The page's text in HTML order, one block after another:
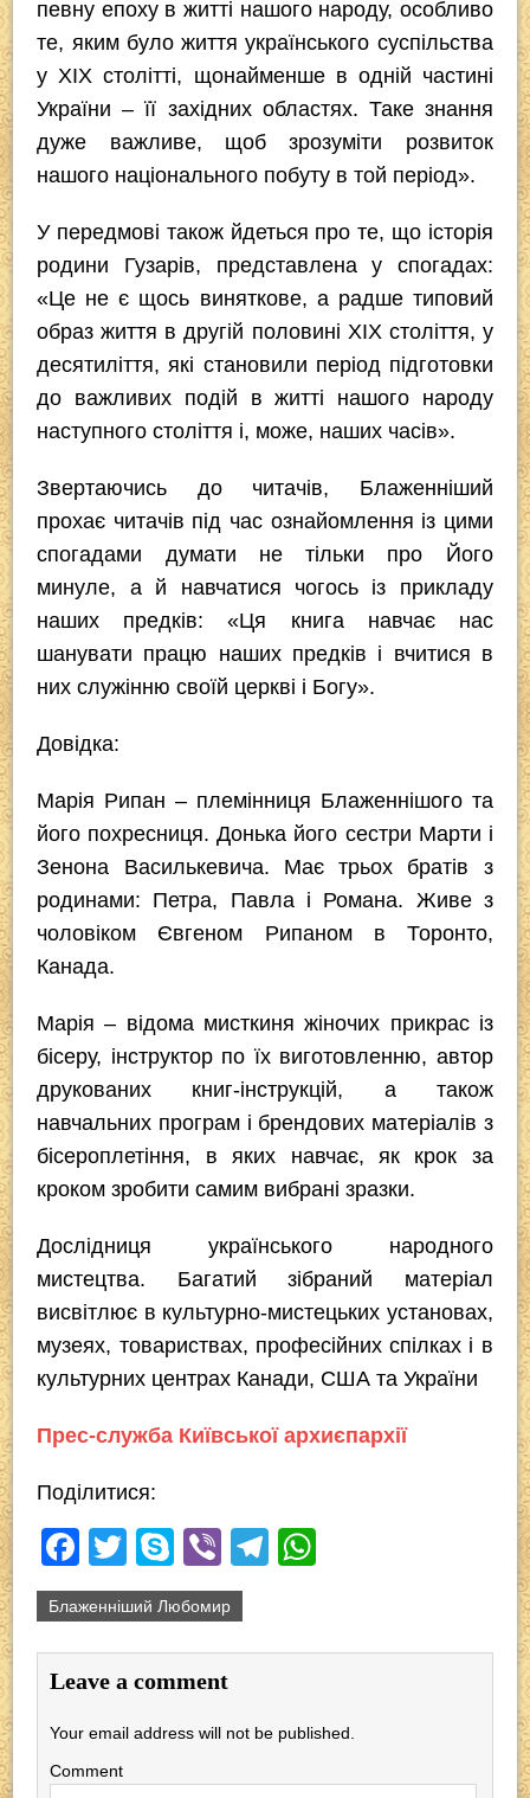
певну епоху в житті нашого народу, особливо
те, яким було життя українського суспільства
у ХІХ столітті, щонайменше в одній частині
України – її західних областях. Таке знання
дуже важливе, щоб зрозуміти розвиток
нашого національного побуту в той період».
У передмові також йдеться про те, що історія
родини Гузарів, представлена у спогадах:
«Це не є щось виняткове, а радше типовий
образ життя в другій половині ХІХ століття, у
десятиліття, які становили період підготовки
до важливих подій в житті нашого народу
наступного століття і, може, наших часів».
Звертаючись до читачів, Блаженніший
прохає читачів під час ознайомлення із цими
спогадами думати не тільки про Його
минуле, а й навчатися чогось із прикладу
наших предків: «Ця книга навчає нас
шанувати працю наших предків і вчитися в
них служінню своїй церкві і Богу».
Довідка:
Марія Рипан – племінниця Блаженнішого та
його похресниця. Донька його сестри Марти і
Зенона Василькевича. Має трьох братів з
родинами: Петра, Павла і Романа. Живе з
чоловіком Євгеном Рипаном в Торонто,
Канада.
Марія – відома мисткиня жіночих прикрас із
бісеру, інструктор по їх виготовленню, автор
друкованих книг-інструкцій, а також
навчальних програм і брендових матеріалів з
бісероплетіння, в яких навчає, як крок за
кроком зробити самим вибрані зразки.
Дослідниця українського народного
мистецтва. Багатий зібраний матеріал
висвітлює в культурно-мистецьких установах,
музеях, товариствах, професійних спілках і в
культурних центрах Канади, США та України
Прес-служба Київської архиєпархії
Поділитися:
F
a
c
e
b
o
o
T
wi
tt
er
S
ky
p
e
Vi
b
er
T
gr
m
s
p
p
Блаженніший Любомир
Leave a comment
Your email address will not be published.
Comment